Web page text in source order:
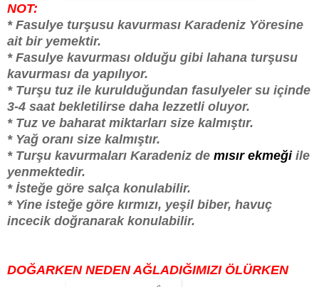
NOT:
* Fasulye turşusu kavurması Karadeniz Yöresine
ait bir yemektir.
* Fasulye kavurması olduğu gibi lahana turşusu
kavurması da yapılıyor.
* Turşu tuz ile kurulduğundan fasulyeler su içinde
3-4 saat bekletilirse daha lezzetli oluyor.
* Tuz ve baharat miktarları size kalmıştır.
* Yağ oranı size kalmıştır.
* Turşu kavurmaları Karadeniz de mısır ekmeğiile
yenmektedir.
* İsteğe göre salça konulabilir.
* Yine isteğe göre kırmızı, yeşil biber, havuç
incecik doğranarak konulabilir.
DOĞARKEN NEDEN AĞLADIĞIMIZI ÖLÜRKEN